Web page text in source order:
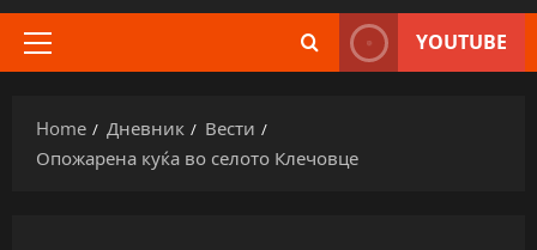
Primary
YOUTUBE
Home Дневник
Вести
Опожарена куќа во селото Клечовце